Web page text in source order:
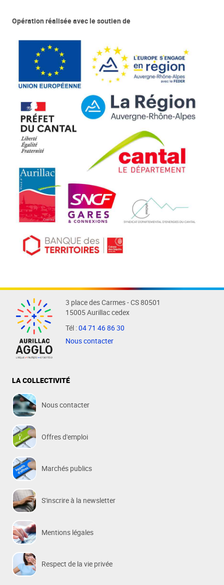
Opération réalisée avec le soutien de
3 place des Carmes - CS 80501
15005 Aurillac cedex
Tél :04 71 46 86 30
Nous contacter
LA COLLECTIVITÉ
Nous contacter
Offres d'emploi
Marchés publics
S'inscrire à la newsletter
Mentions légales
Respect de la vie privée